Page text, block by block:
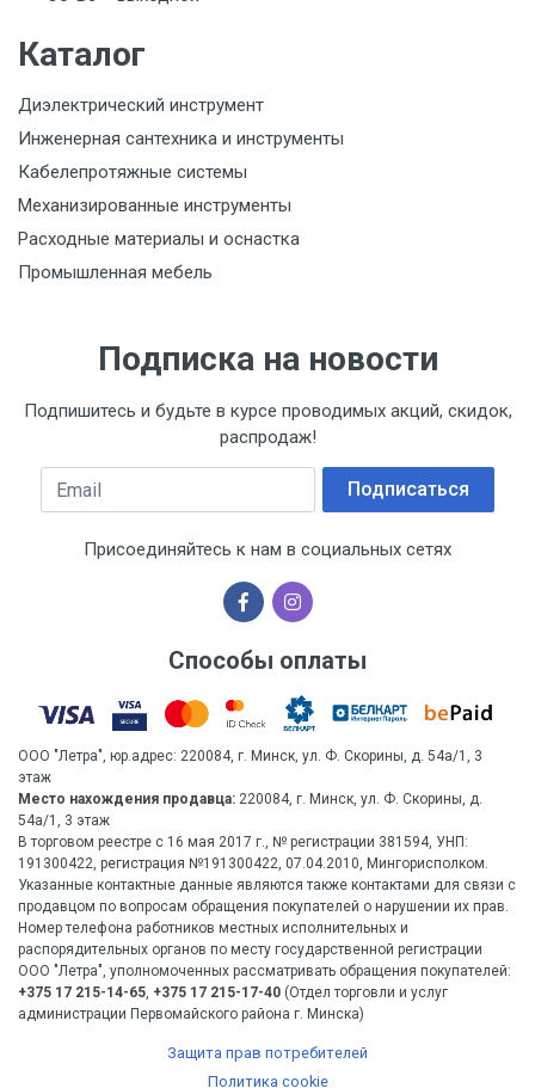
Каталог
Диэлектрический инструмент
Инженерная сантехника и инструменты
Кабелепротяжные системы
Механизированные инструменты
Расходные материалы и оснастка
Промышленная мебель
Подписка на новости
Подпишитесь и будьте в курсе проводимых акций, скидок,
распродаж!
Email Подписаться
Присоединяйтесь к нам в социальных сетях
Способы оплаты
ООО "Летра", юр.адрес: 220084, г. Минск, ул. Ф. Скорины, д. 54а/1, 3
этаж
Место нахождения продавца: 220084, г. Минск, ул. Ф. Скорины, д.
54а/1, 3 этаж
В торговом реестре с 16 мая 2017 г., № регистрации 381594, УНП:
191300422, регистрация №191300422, 07.04.2010, Мингорисполком.
Указанные контактные данные являются также контактами для связи с
продавцом по вопросам обращения покупателей о нарушении их прав.
Номер телефона работников местных исполнительных и
распорядительных органов по месту государственной регистрации
ООО "Летра", уполномоченных рассматривать обращения покупателей:
+375 17 215-14-65 +375 17 215-17-40 (Отдел торговли и услуг
администрации Первомайского района г. Минска)
Защита прав потребителей
Политика cookie